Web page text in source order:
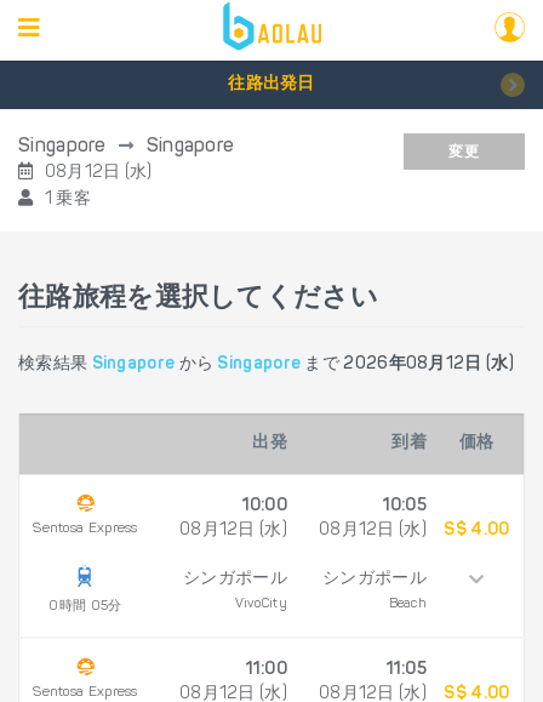
往路出発日
Singapore Singapore
08月12日 (水)
1 乗客
変更
往路旅程を選択してください
検索結果 Singapore から Singapore まで2026年08月12日 (水)
出発 到着 価格
Sentosa Express
0時間 05分
10:00
08月12日 (水)
シンガポール
VivoCity
10:05
08月12日 (水)
シンガポール
Beach
S$ 4.00
Sentosa Express
11:00
08月12日 (水)
11:05
08月12日 (水)
S$ 4.00